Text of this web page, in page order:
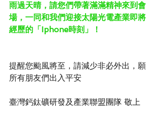
雨過天晴，請您們帶著滿滿精神來到會
場，一同和我們迎接太陽光電產業即將
經歷的「Iphone時刻」！
提醒您颱風將至，請減少非必外出，願
所有朋友們出入平安
臺灣鈣鈦礦研發及產業聯盟團隊 敬上